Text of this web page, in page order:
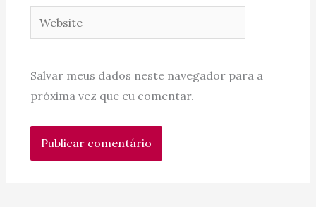
Website
Salvar meus dados neste navegador para a
próxima vez que eu comentar.